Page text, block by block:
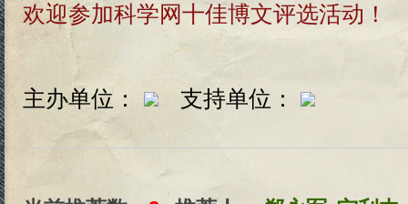
欢迎参加科学网十佳博文评选活动！
主办单位： 支持单位：